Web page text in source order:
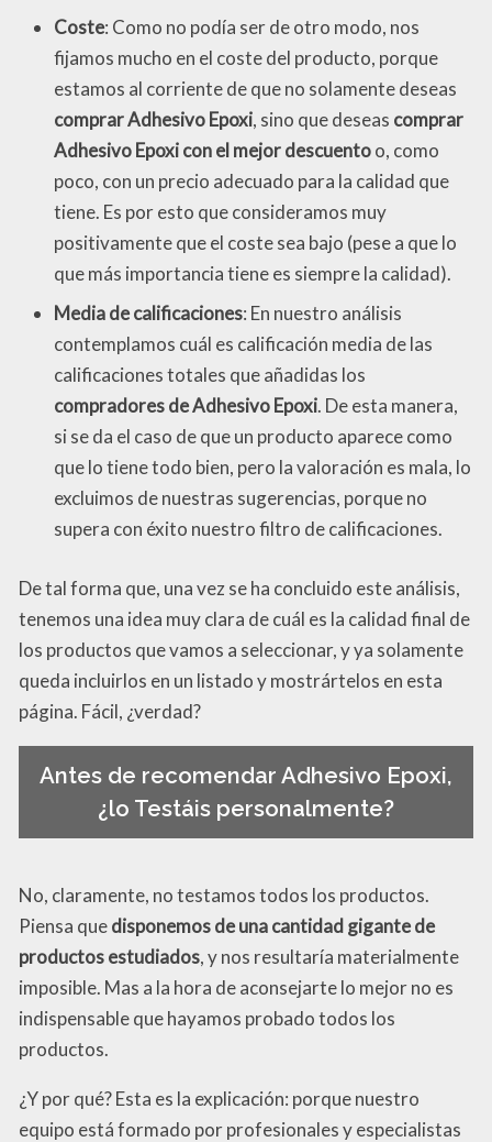
Coste: Como no podía ser de otro modo, nos
fijamos mucho en el coste del producto, porque
estamos al corriente de que no solamente deseas
comprar Adhesivo Epoxi, sino que deseas comprar
Adhesivo Epoxi con el mejor descuentoo, como
poco, con un precio adecuado para la calidad que
tiene. Es por esto que consideramos muy
positivamente que el coste sea bajo (pese a que lo
que más importancia tiene es siempre la calidad).
Media de calificaciones: En nuestro análisis
contemplamos cuál es calificación media de las
calificaciones totales que añadidas los
compradores de Adhesivo Epoxi. De esta manera,
si se da el caso de que un producto aparece como
que lo tiene todo bien, pero la valoración es mala, lo
excluimos de nuestras sugerencias, porque no
supera con éxito nuestro filtro de calificaciones.
De tal forma que, una vez se ha concluido este análisis,
tenemos una idea muy clara de cuál es la calidad final de
los productos que vamos a seleccionar, y ya solamente
queda incluirlos en un listado y mostrártelos en esta
página. Fácil, ¿verdad?
Antes de recomendar Adhesivo Epoxi,
¿lo Testáis personalmente?
No, claramente, no testamos todos los productos.
Piensa quedisponemos de una cantidad gigante de
productos estudiados, y nos resultaría materialmente
imposible. Mas a la hora de aconsejarte lo mejor no es
indispensable que hayamos probado todos los
productos.
¿Y por qué? Esta es la explicación: porque nuestro
equipo está formado por profesionales y especialistas